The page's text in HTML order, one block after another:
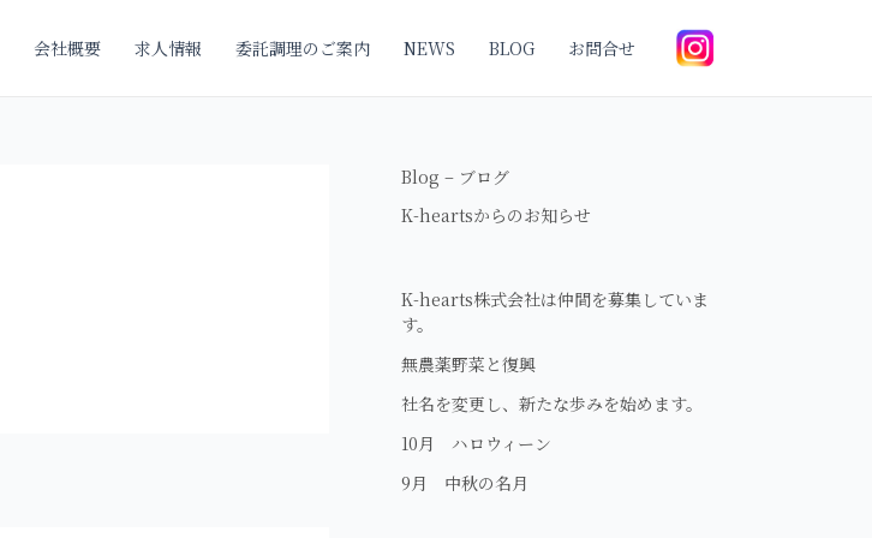
会社概要 求人情報 委託調理のご案内 NEWS BLOG お問合せ
Blog – ブログ
K-heartsからのお知らせ
K-hearts株式会社は仲間を募集していま
す。
無農薬野菜と復興
社名を変更し、新たな歩みを始めます。
10月 ハロウィーン
9月 中秋の名月